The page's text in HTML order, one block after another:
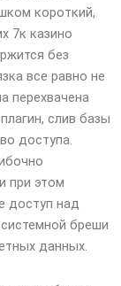
короткий,
7к казино
без
все равно не
перехвачена
слив базы
доступа.
при этом
доступ над
бреши
данных.